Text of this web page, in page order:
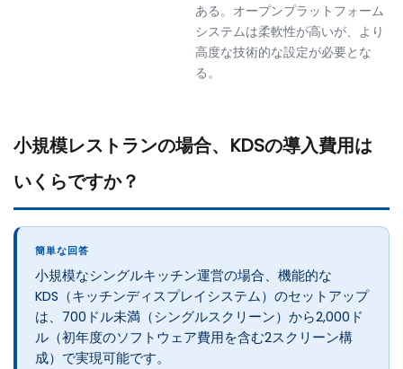
ある。オープンプラットフォーム
システムは柔軟性が高いが、より
高度な技術的な設定が必要とな
る。
小規模レストランの場合、KDSの導入費用は
いくらですか？
簡単な回答
小規模なシングルキッチン運営の場合、機能的な
KDS（キッチンディスプレイシステム）のセットアップ
は、700ドル未満（シングルスクリーン）から2,000ド
ル（初年度のソフトウェア費用を含む2スクリーン構
成）で実現可能です。